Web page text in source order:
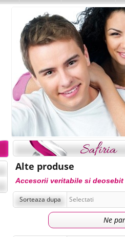
Alte produse
Accesorii veritabile si
Sorteaza dupa
Ne